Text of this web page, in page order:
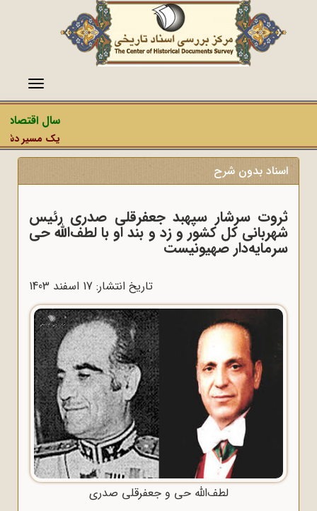
منو
سال اقتصاد
یک مسیر
اسناد بدون شرح
ثروت سرشار سپهبد جعفرقلی صدری رئیس
شهربانی کل کشور و زد و بند او با لطف‌الله حی
سرمایه‌دار صهیونیست
تاریخ انتشار: 17 اسفند 1403
لطف‌الله حی و جعفرقلی صدری